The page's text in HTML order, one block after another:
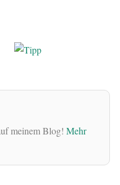
meinem Blog! Mehr